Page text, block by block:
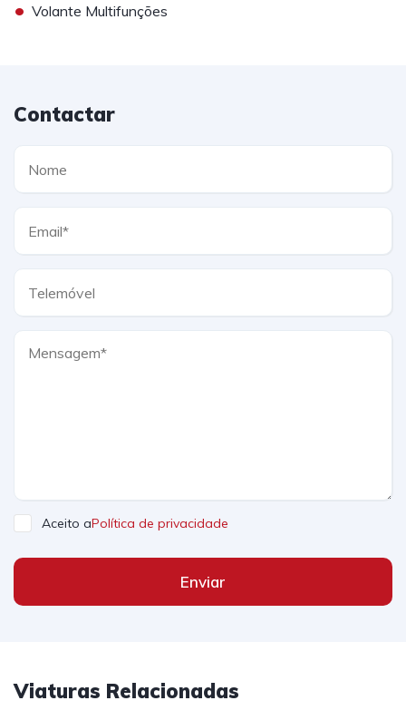
• Volante Multifunções
Contactar
Aceito aPolítica de privacidade
Enviar
Viaturas Relacionadas